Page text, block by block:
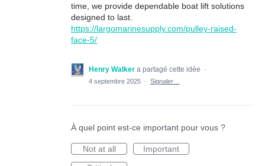
time, we provide dependable boat lift solutions
designed to last.
https://largomarinesupply.com/pulley-raised-
face-5/
Henry Walker a partagé cette idée
·
4 septembre 2025 · Signaler…
À quel point est-ce important pour vous ?
Not at all
Important